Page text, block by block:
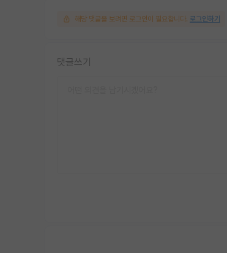
해당 댓글을 보려면 로그인이 필요합니다. 로그인하기
댓글쓰기